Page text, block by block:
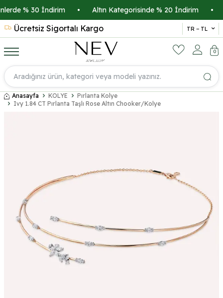
% 30 İndirim Altın Kategorisinde % 20 İndirim
Ücretsiz Sigortalı Kargo 14
TR − TL
0
Anasayfa KOLYE
Pırlanta Kolye
Ivy 1.84 CT Pırlanta Taşlı Rose Altın Chooker/Kolye